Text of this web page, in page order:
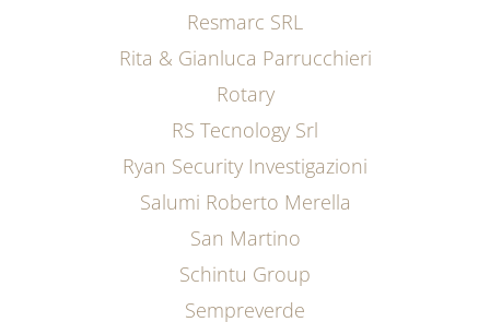
Resmarc SRL
Rita & Gianluca Parrucchieri
Rotary
RS Tecnology Srl
Ryan Security Investigazioni
Salumi Roberto Merella
San Martino
Schintu Group
Sempreverde